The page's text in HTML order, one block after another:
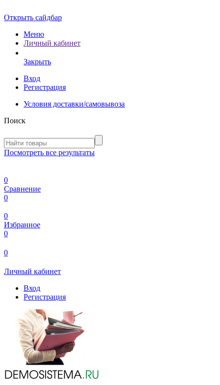
Открыть сайдбар
Меню
Личный кабинет
Закрыть
Вход
Регистрация
Условия доставки/самовывоза
Поиск
Посмотреть все результаты
0
Сравнение
0
0
Избранное
0
0
Личный кабинет
Вход
Регистрация